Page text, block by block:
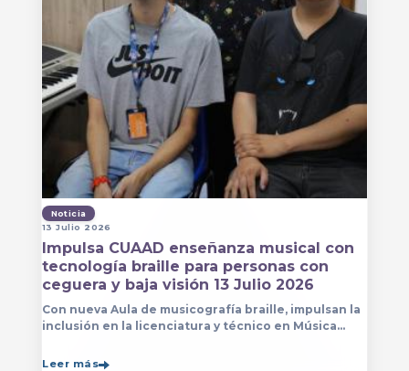
Noticia
13 Julio 2026
Impulsa CUAAD enseñanza musical con
tecnología braille para personas con
ceguera y baja visión 13 Julio 2026
Con nueva Aula de musicografía braille, impulsan la
inclusión en la licenciatura y técnico en Música
formen con mayor autonomía
Leer más